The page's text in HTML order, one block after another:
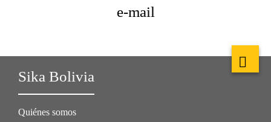
e-mail
Sika Bolivia
Quiénes somos